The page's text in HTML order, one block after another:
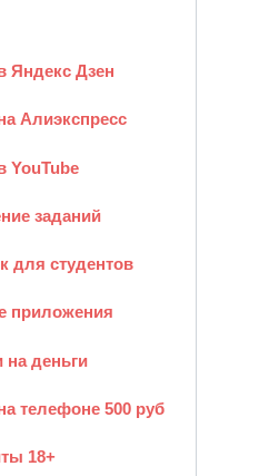
Яндекс Дзен
Алиэкспресс
YouTube
заданий
для студентов
приложения
на деньги
телефоне 500 руб
18+